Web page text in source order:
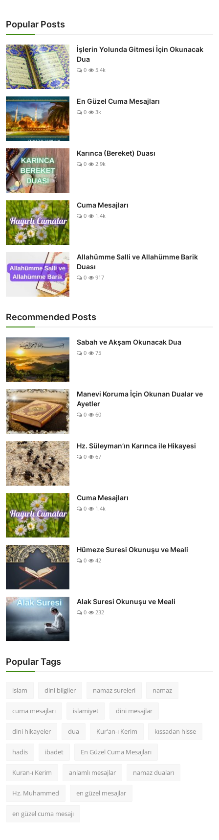
Popular Posts
İşlerin Yolunda Gitmesi İçin Okunacak
Dua
0 5.4k
En Güzel Cuma Mesajları
0 3k
Karınca (Bereket) Duası
0 2.9k
Cuma Mesajları
0 1.4k
Allahümme Salli ve Allahümme Barik
Duası
0 917
Recommended Posts
Sabah ve Akşam Okunacak Dua
0 75
Manevi Koruma İçin Okunan Dualar ve
Ayetler
0 60
Hz. Süleyman’ın Karınca ile Hikayesi
0 67
Cuma Mesajları
0 1.4k
Hümeze Suresi Okunuşu ve Meali
0 42
Alak Suresi Okunuşu ve Meali
0 232
Popular Tags
islam dini bilgiler namaz sureleri namaz
cuma mesajları islamiyet dini mesajlar
dini hikayeler dua Kur'an-ı Kerim kıssadan hisse
hadis ibadet En Güzel Cuma Mesajları
Kuran-ı Kerim anlamlı mesajlar namaz duaları
Hz. Muhammed en güzel mesajlar
en güzel cuma mesajı